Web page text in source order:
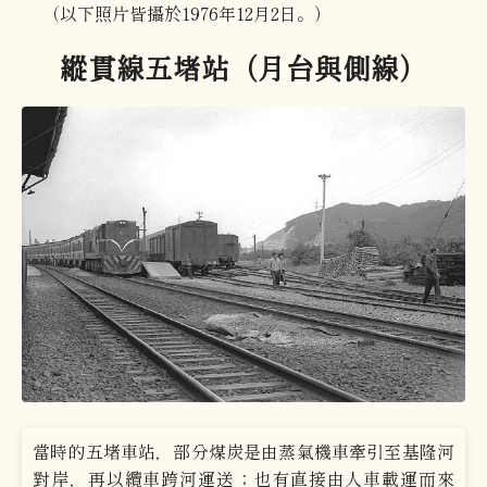
（以下照片皆攝於1976年12月2日。）
縱貫線五堵站（月台與側線）
當時的五堵車站，部分煤炭是由蒸氣機車牽引至基隆河
對岸，再以纜車跨河運送；也有直接由人車載運而來